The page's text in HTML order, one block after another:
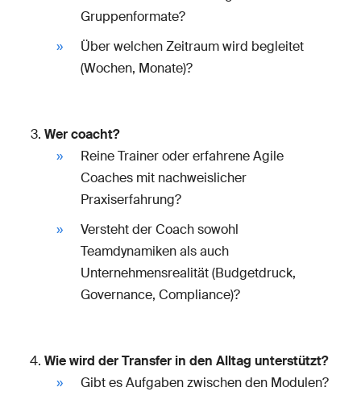
Gruppenformate?
Über welchen Zeitraum wird begleitet
(Wochen, Monate)?
Wer coacht?
Reine Trainer oder erfahrene Agile
Coaches mit nachweislicher
Praxiserfahrung?
Versteht der Coach sowohl
Teamdynamiken als auch
Unternehmensrealität (Budgetdruck,
Governance, Compliance)?
Wie wird der Transfer in den Alltag unterstützt?
Gibt es Aufgaben zwischen den Modulen?